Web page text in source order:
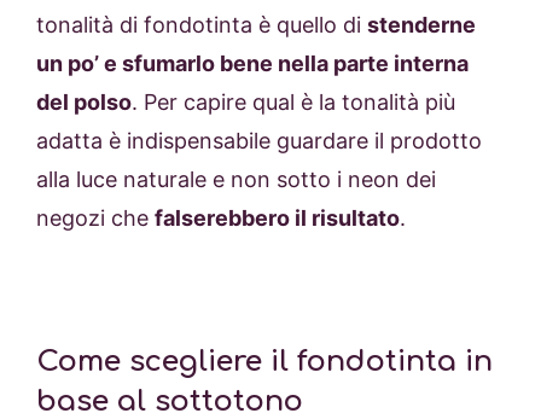
tonalità di fondotinta è quello di stenderne
un po’ e sfumarlo bene nella parte interna
del polso. Per capire qual è la tonalità più
adatta è indispensabile guardare il prodotto
alla luce naturale e non sotto i neon dei
negozi che falserebbero il risultato.
Come scegliere il fondotinta in
base al sottotono